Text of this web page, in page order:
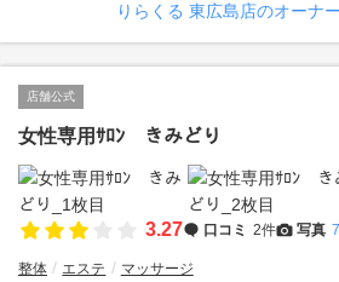
りらくる 東広島店のオーナ
店舗公式
女性専用ｻﾛﾝ きみどり
3.27 口コミ 2件 写真
整体 エステ マッサージ